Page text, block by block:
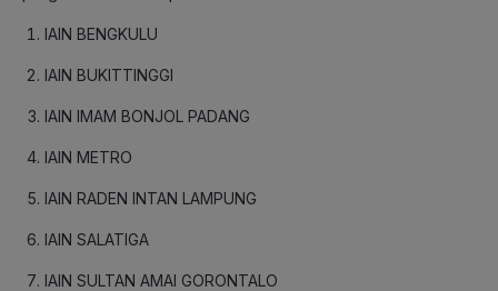
IAIN BENGKULU
IAIN BUKITTINGGI
IAIN IMAM BONJOL PADANG
IAIN METRO
IAIN RADEN INTAN LAMPUNG
IAIN SALATIGA
IAIN SULTAN AMAI GORONTALO